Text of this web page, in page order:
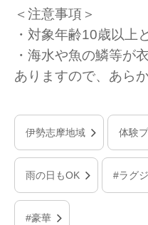
＜注意事項＞
・対象年齢10歳以上
・海水や魚の鱗等が
ありますので、あら
伊勢志摩地域 体験
雨の日もOK #ラグ
#豪華